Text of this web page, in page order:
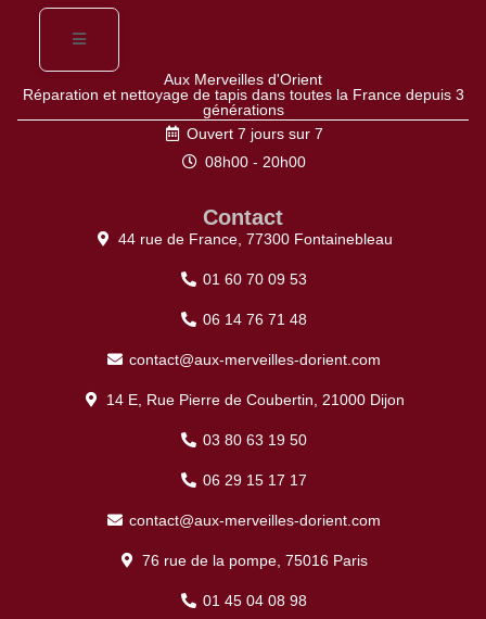
Aux Merveilles d'Orient
Réparation et nettoyage de tapis dans toutes la France depuis 3
générations
Ouvert 7 jours sur 7
08h00 - 20h00
Contact
44 rue de France, 77300 Fontainebleau
01 60 70 09 53
06 14 76 71 48
contact@aux-merveilles-dorient.com
14 E, Rue Pierre de Coubertin, 21000 Dijon
03 80 63 19 50
06 29 15 17 17
contact@aux-merveilles-dorient.com
76 rue de la pompe, 75016 Paris
01 45 04 08 98